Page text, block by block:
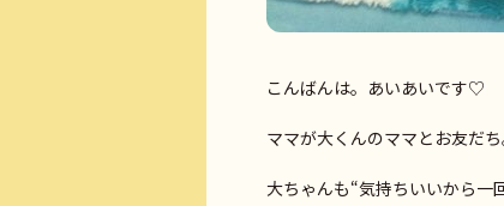
こんばんは。あいあいです♡
ママが大くんのママとお友だち
大ちゃんも“気持ちいいから一